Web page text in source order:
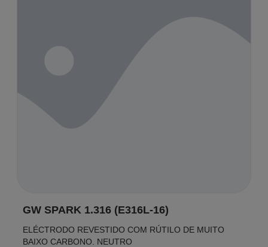
GW SPARK 1.316 (E316L-16)
ELÉCTRODO REVESTIDO COM RÚTILO DE MUITO
BAIXO CARBONO. NEUTRO